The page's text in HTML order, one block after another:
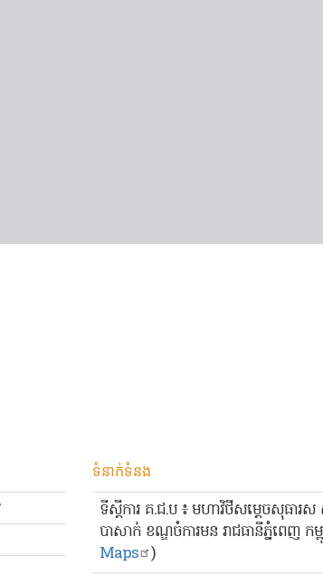
ទំនាក់ទំនង
ទីស្ដីការ គ.ជ.ប ៖ មហាវិថីសម្ដេចសុធារស
បាសាក់ ខណ្ឌចំការមន រាជធានីភ្នំពេញ កម្
Maps )